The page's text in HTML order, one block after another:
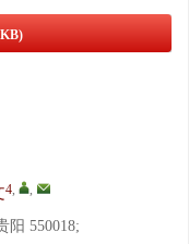
4, ,
阳 550018;